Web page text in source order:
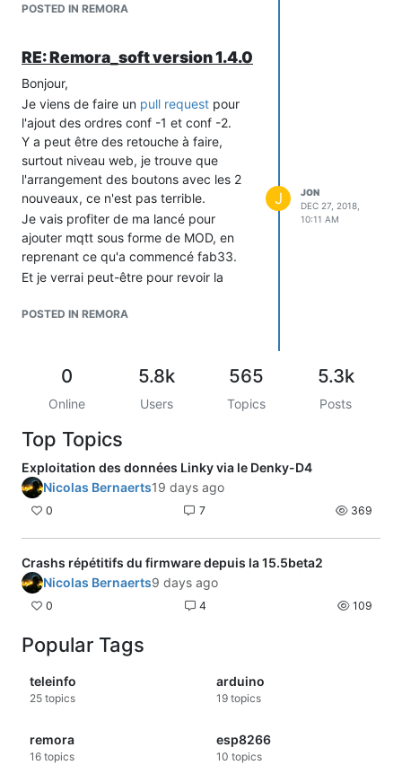
Y-a-t-il un moyen de tester la TIC au
Merci.
Jon
POSTED IN REMORA
RE: Remora_soft version 1.4.0
Bonjour,
Je viens de faire un pull request pour
l'ajout des ordres conf -1 et conf -2.
Y a peut être des retouche à faire,
surtout niveau web, je trouve que
l'arrangement des boutons avec les 2
nouveaux, ce n'est pas terrible.
Je vais profiter de ma lancé pour
ajouter mqtt sous forme de MOD, en
reprenant ce qu'a commencé fab33.
Et je verrai peut-être pour revoir la
Varnilla JS.
POSTED IN REMORA
J
JON
DEC 27, 2018,
10:11 AM
0
Online
5.8k
Users
565
Topics
5.3k
Posts
Top Topics
Exploitation des données Linky via le Denky-D4
Nicolas Bernaerts19 days ago
0 7 369
Crashs répétitifs du firmware depuis la 15.5beta2
Nicolas Bernaerts9 days ago
0 4 109
Popular Tags
teleinfo
25 topics
arduino
19 topics
remora
16 topics
esp8266
10 topics